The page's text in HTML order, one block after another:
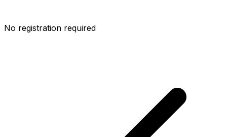
No registration required